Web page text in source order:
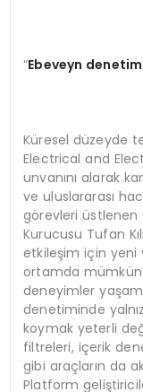
“Ebeveyn
Küresel düzeyde
Electrical and
unvanını alarak
ve uluslararası
görevleri üstlenen
Kurucusu Tufan
etkileşim için yeni
ortamda mümkün
deneyimler
denetiminde
koymak yeterli
filtreleri, içerik
gibi araçların da
Platform